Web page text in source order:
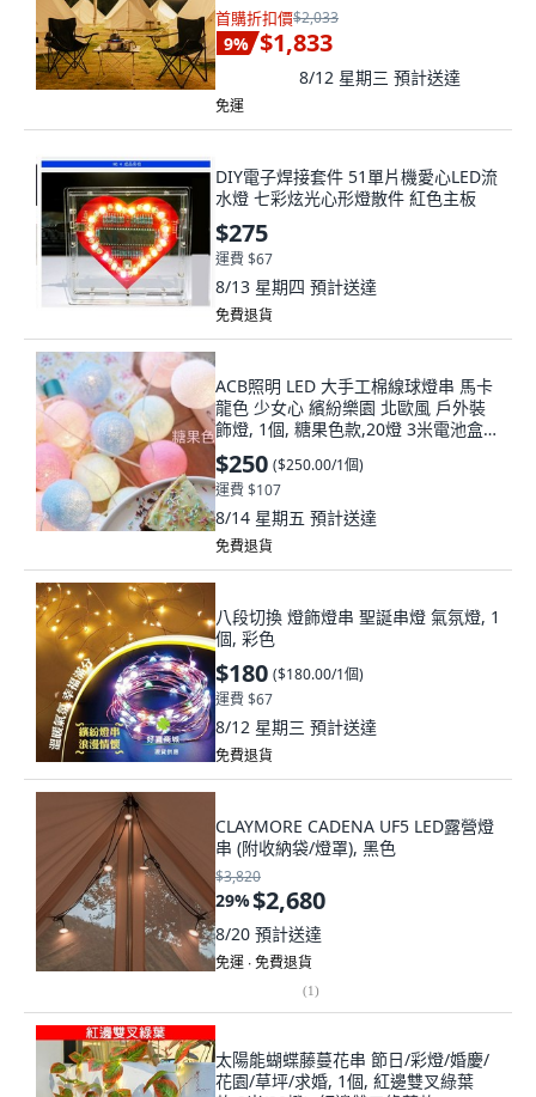
首購折扣價$2,033
9% $1,833
8/12 星期三 預計送達
免運
DIY電子焊接套件 51單片機愛心LED流
水燈 七彩炫光心形燈散件 紅色主板
$275
運費 $67
8/13 星期四 預計送達
免費退貨
ACB照明 LED 大手工棉線球燈串 馬卡
龍色 少女心 繽紛樂園 北歐風 戶外裝
飾燈, 1個, 糖果色款,20燈 3米電池盒/3
段可閃
$250 ($250.00/1個)
運費 $107
8/14 星期五 預計送達
免費退貨
八段切換 燈飾燈串 聖誕串燈 氣氛燈, 1
個, 彩色
$180 ($180.00/1個)
運費 $67
8/12 星期三 預計送達
免費退貨
CLAYMORE CADENA UF5 LED露營燈
串 (附收納袋/燈罩), 黑色
$3,820
29%$2,680
8/20 預計送達
免運 ∙ 免費退貨
(1)
太陽能蝴蝶藤蔓花串 節日/彩燈/婚慶/
花園/草坪/求婚, 1個, 紅邊雙叉綠葉